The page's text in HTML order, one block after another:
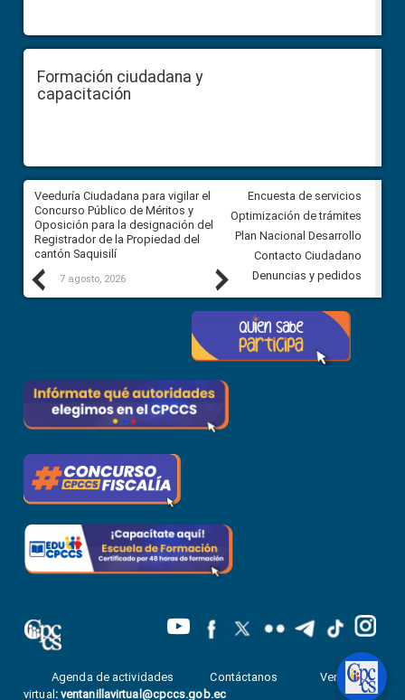
Formación ciudadana y
capacitación
Previous
Veeduría Ciudadana para vigilar el
Concurso Público de Méritos y
Oposición para la designación del
Registrador de la Propiedad del
cantón Saquisilí
7 agosto, 2026
Veeduría Ciudadana para
construcción del asfaltado de
Ballenita del cantón Santa
7 agosto, 2026
Next
Encuesta de servicios
Optimización de trámites
Plan Nacional Desarrollo
Contacto Ciudadano
Denuncias y pedidos
Agenda de actividades Contáctanos
Ventanilla
virtual : ventanillavirtual@cpccs.gob.ec